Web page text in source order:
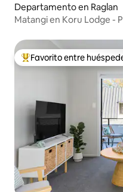
Departamento en Raglan
Matangi en Koru Lodge -
De los mejores en
Favorito entre